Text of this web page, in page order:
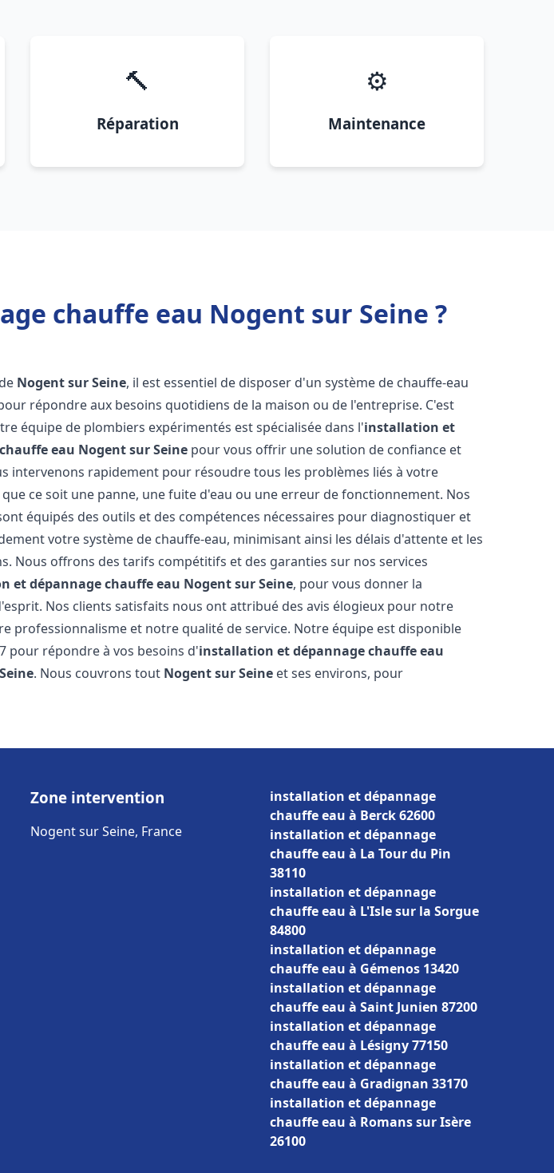
🔨
Réparation
⚙️
Maintenance
chauffe eau Nogent sur Seine ?
Nogent sur Seine, il est essentiel de disposer d'un système de chauffe-eau
répondre aux besoins quotidiens de la maison ou de l'entreprise. C'est
équipe de plombiers expérimentés est spécialisée dans l'installation et
eau Nogent sur Seine pour vous offrir une solution de confiance et
intervenons rapidement pour résoudre tous les problèmes liés à votre
ce soit une panne, une fuite d'eau ou une erreur de fonctionnement. Nos
équipés des outils et des compétences nécessaires pour diagnostiquer et
votre système de chauffe-eau, minimisant ainsi les délais d'attente et les
Nous offrons des tarifs compétitifs et des garanties sur nos services
et dépannage chauffe eau Nogent sur Seine, pour vous donner la
Nos clients satisfaits nous ont attribué des avis élogieux pour notre
professionnalisme et notre qualité de service. Notre équipe est disponible
pour répondre à vos besoins d'installation et dépannage chauffe eau
. Nous couvrons tout Nogent sur Seine et ses environs, pour
Zone intervention
Nogent sur Seine, France
installation et dépannage
chauffe eau à Berck 62600
installation et dépannage
chauffe eau à La Tour du Pin
38110
installation et dépannage
chauffe eau à L'Isle sur la Sorgue
84800
installation et dépannage
chauffe eau à Gémenos 13420
installation et dépannage
chauffe eau à Saint Junien 87200
installation et dépannage
chauffe eau à Lésigny 77150
installation et dépannage
chauffe eau à Gradignan 33170
installation et dépannage
chauffe eau à Romans sur Isère
26100